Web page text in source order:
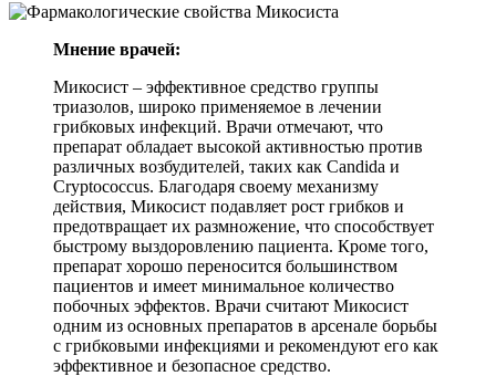
Мнение врачей:
Микосист – эффективное средство группы
триазолов, широко применяемое в лечении
грибковых инфекций. Врачи отмечают, что
препарат обладает высокой активностью против
различных возбудителей, таких как Candida и
Cryptococcus. Благодаря своему механизму
действия, Микосист подавляет рост грибков и
предотвращает их размножение, что способствует
быстрому выздоровлению пациента. Кроме того,
препарат хорошо переносится большинством
пациентов и имеет минимальное количество
побочных эффектов. Врачи считают Микосист
одним из основных препаратов в арсенале борьбы
с грибковыми инфекциями и рекомендуют его как
эффективное и безопасное средство.